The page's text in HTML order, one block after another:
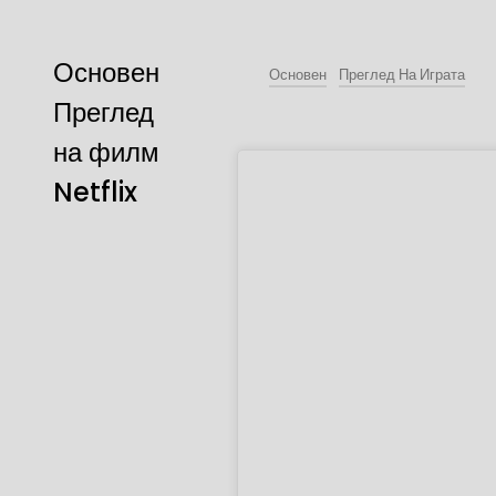
Основен
Преглед
на филм
Netflix
Основен Преглед На Играта